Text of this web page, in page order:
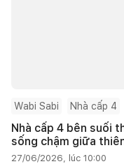
Wabi Sabi Nhà cấp 4
Nhà cấp 4 bên suối
sống chậm giữa
27/06/2026, lúc 10:00